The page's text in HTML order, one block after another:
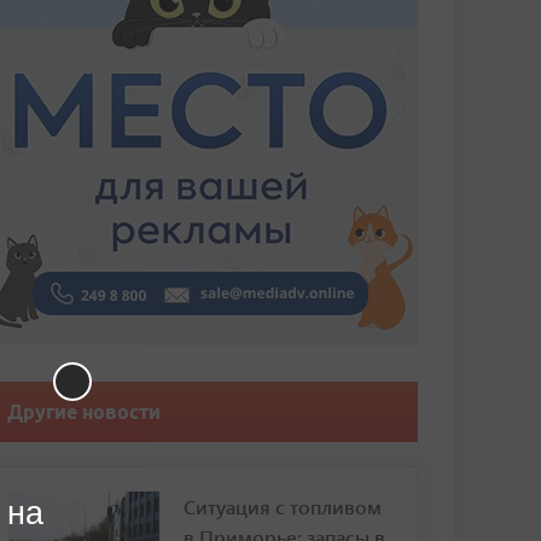
Другие новости
Ситуация с топливом